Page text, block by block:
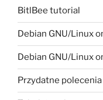
BitlBee tutorial
Debian GNU/Linux
Debian GNU/Linux
Przydatne